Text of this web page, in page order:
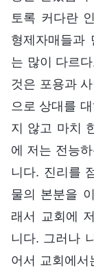
토록 커다란
형제자매들과
는 많이 다르
것은 포용과
으로 상대를
지 않고 마치
에 저는 전능
니다. 진리를
물의 본분을
래서 교회에
니다. 그러나
어서 교회에